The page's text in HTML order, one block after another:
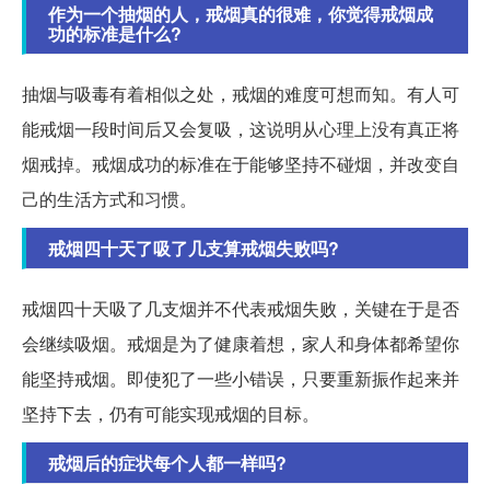
作为一个抽烟的人，戒烟真的很难，你觉得戒烟成
功的标准是什么?
抽烟与吸毒有着相似之处，戒烟的难度可想而知。有人可
能戒烟一段时间后又会复吸，这说明从心理上没有真正将
烟戒掉。戒烟成功的标准在于能够坚持不碰烟，并改变自
己的生活方式和习惯。
戒烟四十天了吸了几支算戒烟失败吗?
戒烟四十天吸了几支烟并不代表戒烟失败，关键在于是否
会继续吸烟。戒烟是为了健康着想，家人和身体都希望你
能坚持戒烟。即使犯了一些小错误，只要重新振作起来并
坚持下去，仍有可能实现戒烟的目标。
戒烟后的症状每个人都一样吗?